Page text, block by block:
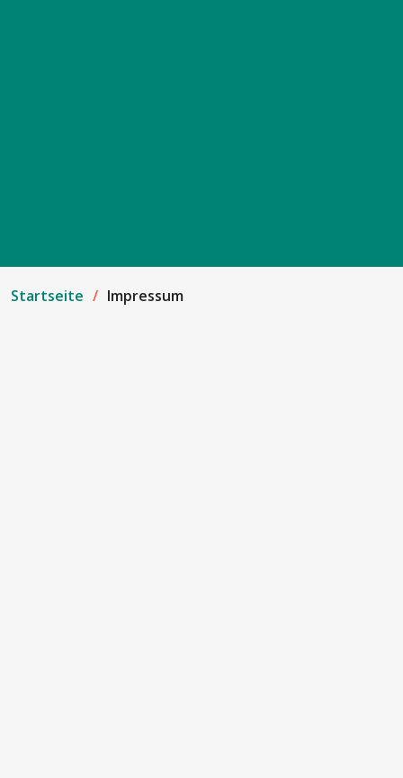
Startseite Impressum